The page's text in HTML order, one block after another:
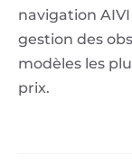
navigation
gestion des
modèles les
prix.